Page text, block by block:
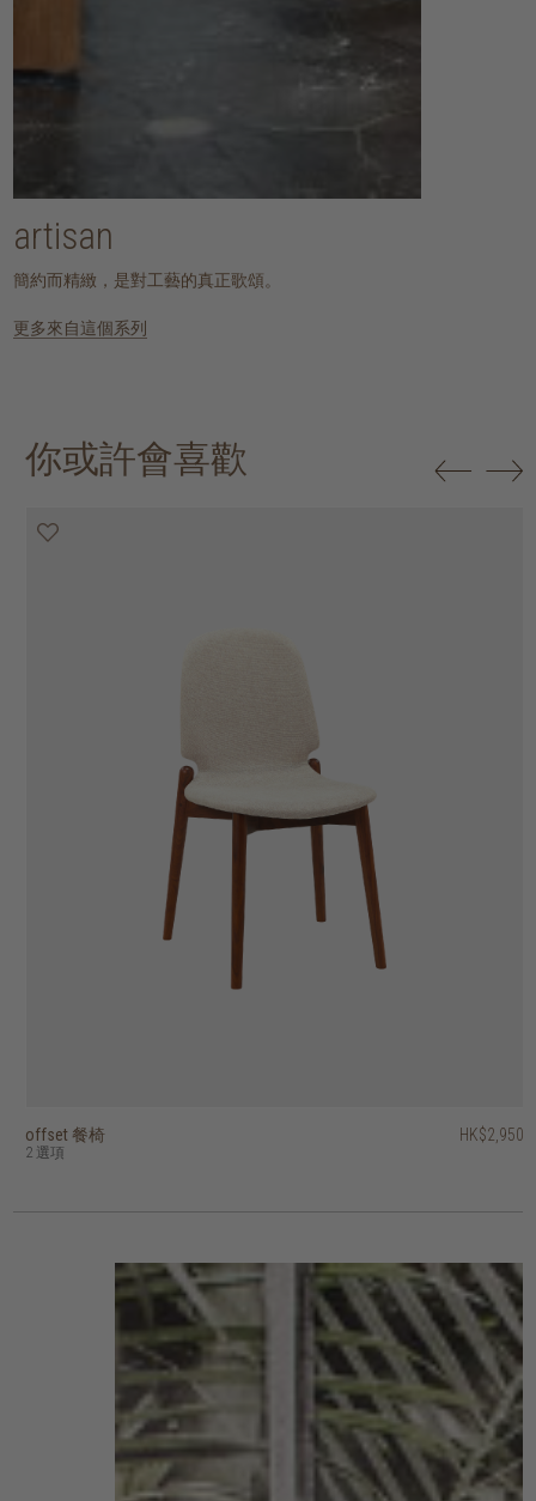
artisan
簡約而精緻，是對工藝的真正歌頌。
更多來自這個系列
你或許會喜歡
offset 餐椅
2 選項
HK$2,950
genova 扶手椅 HK$2,950
genova 餐椅
2 選項
HK$2,450
klee 餐椅 HK$3,450
gordon 餐椅
2 選項
HK$3,450
risu 可疊餐椅 HK$4,450
poise 餐椅 HK$2,650
holly dining chair
3 選項
HK$2,650
float 柳條餐椅 HK$2,250
klasik 扶手椅 HK$2,450